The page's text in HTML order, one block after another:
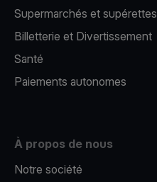
Supermarchés et supérettes
Billetterie et Divertissement
Santé
Paiements autonomes
À propos de nous
Notre société